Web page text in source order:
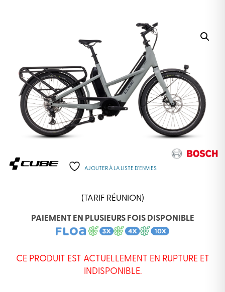
AJOUTER À LA LISTE D’ENVIES
(TARIF RÉUNION)
PAIEMENT EN PLUSIEURS FOIS DISPONIBLE
CE PRODUIT EST ACTUELLEMENT EN RUPTURE ET
INDISPONIBLE.